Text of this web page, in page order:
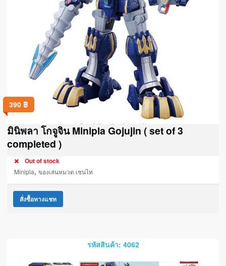
390 ฿
มินิพลา โกจูจิน Minipla Gojujin ( set of 3
completed )
Out of stock
Minipla, ของเล่นหมวด เซนไท
สั่งซื้อทางแชท
รหัสสินค้า: 4062